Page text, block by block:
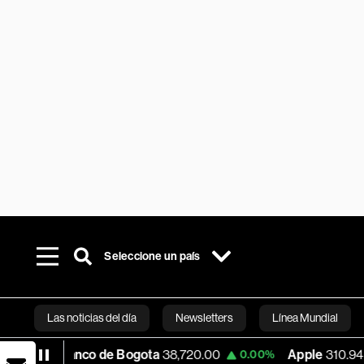
Seleccione un país
Las noticias del día Newsletters Línea Mundial
Bloomberg
Banco de Bogota 38,720.00 0.00% Apple 310.94 0.00%